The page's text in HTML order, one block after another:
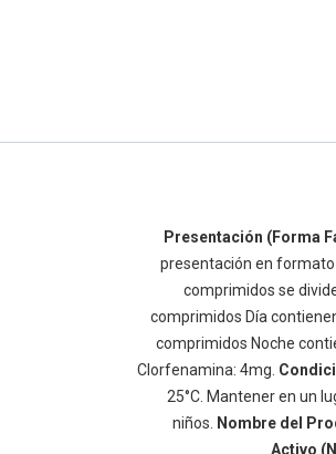
Presentación (Forma
presentación en formato
comprimidos se
comprimidos Día
comprimidos Noche
Clorfenamina: 4mg.
25°C. Mantener en un
niños.
Nombre del
Activo
Enlaces de Ínteres
Inicio
Acerca de
Productos
Servicios
Política de privacidad